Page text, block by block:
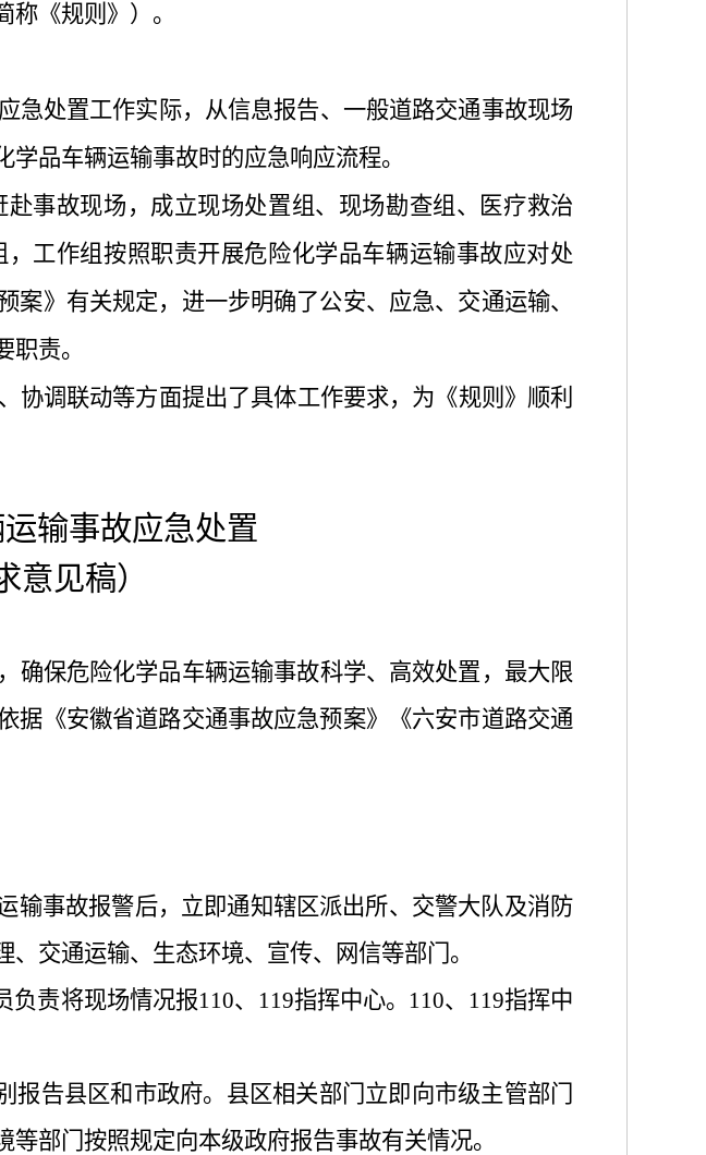
《规则》）。
急处置工作实际，从信息报告、 一般道路交通事故现场
学品车辆运输事故时的应急响应流程。
赴事故现场，成立现场处置组、现场勘查组、医疗救治
工作组按照职责开展危险化学品车辆运输事故应对处
案》有关规定，进一步明确了公安、应急、交通运输、
责。
、 协调联动等方面提出了具体工作要求， 为《规则 》顺利
输事故应急处置
意见稿）
确保危险化学品车辆运输事故科学、高效处置，最大限
据 《安徽省道路交通事故应急预案》《六安市道路交通
输事故报警后，立即通知辖区派出所、交警大队及消防
、 交通运输、生态环境、宣传、网信等部门。
负责将现场情况报110、119指挥中心。110、119指挥中
报告县区和市政府。 县区相关部门立即向市级主管部门
部门按照规定向本级政府报告事故有关情况。